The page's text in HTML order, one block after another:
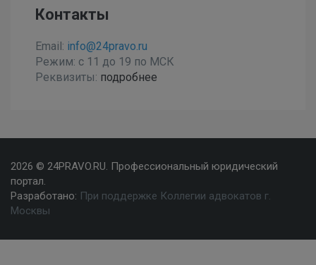
Контакты
Email: info@24pravo.ru
Режим: с 11 до 19 по МСК
Реквизиты: подробнее
2026 © 24PRAVO.RU. Профессиональный юридический
портал.
Разработано: При поддержке Коллегии адвокатов г.
Москвы